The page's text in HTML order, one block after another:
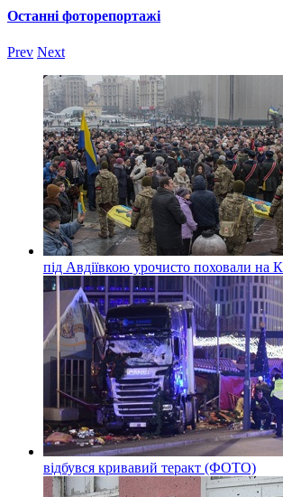
Останні фоторепортажі
Prev Next
під Авдіївкою урочисто поховали на
відбувся кривавий теракт (ФОТО)